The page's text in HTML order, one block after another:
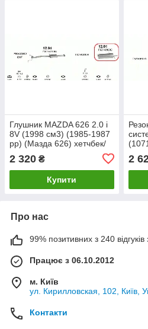
Глушник MAZDA 626 2.0 i
8V (1998 см3) (1985-1987
рр) (Мазда 626) хетчбек/
2 320 ₴
Купити
2
Про нас
99% позитивних з 240 відгуків
Працює з 06.10.2012
м. Київ
ул. Кирилловская, 102, Київ,
Контакти